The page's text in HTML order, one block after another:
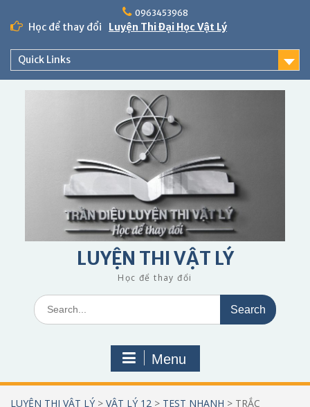
content
0963453968
Học để thay đổi Luyện Thi Đại Học Vật Lý
Quick Links
LUYỆN THI VẬT LÝ
Học để thay đổi
Search
for:
Menu
LUYỆN THI VẬT LÝ > VẬT LÝ 12 > TEST NHANH > TRẮC